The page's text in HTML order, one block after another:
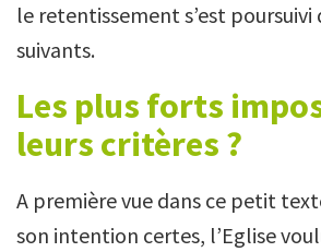
le retentissement s’est poursuivi
suivants.
Les plus forts
leurs critères ?
A première vue dans ce petit
son intention certes, l’Eglise